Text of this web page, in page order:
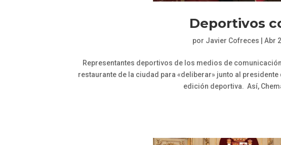
Deportivos
por Javier Cofreces Abr
Representantes deportivos de los medios de
restaurante de la ciudad para «deliberar» junto al
edición deportiva. Así,